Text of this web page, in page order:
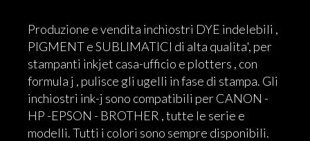
Produzione e vendita inchiostri DYE indelebili ,
PIGMENT e SUBLIMATICI di alta qualita', per
stampanti inkjet casa-ufficio e plotters , con
formula j , pulisce gli ugelli in fase di stampa. Gli
inchiostri ink-j sono compatibili per CANON -
HP -EPSON - BROTHER , tutte le serie e
modelli. Tutti i colori sono sempre disponibili.